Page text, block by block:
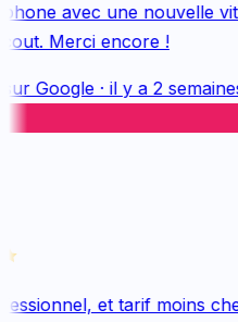
avec une nouvelle
Merci encore !
Google· il y a 2 semaines
et tarif moins